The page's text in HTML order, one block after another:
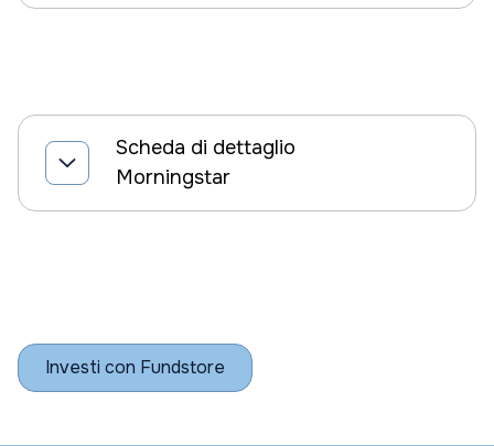
Scheda di dettaglio
Morningstar
Investi con Fundstore